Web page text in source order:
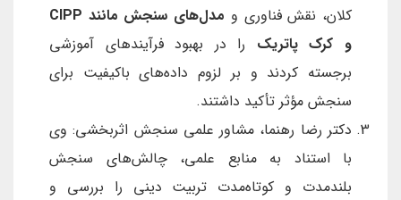
کلان، نقش فناوری و
مدل‌های سنجش مانند CIPP
و کرک پاتریک را در بهبود فرآیندهای آموزشی
برجسته کردند و بر لزوم داده‌های باکیفیت برای
سنجش مؤثر تأکید داشتند.
دکتر رضا رهنما، مشاور علمی سنجش اثربخشی: وی
با استناد به منابع علمی، چالش‌های سنجش
بلندمدت و کوتاه‌مدت تربیت دینی را بررسی و